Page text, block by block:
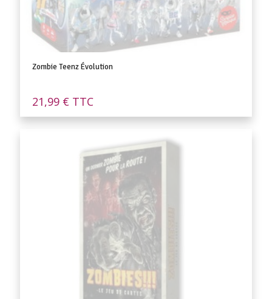
Zombie Teenz Évolution
21,99 € TTC